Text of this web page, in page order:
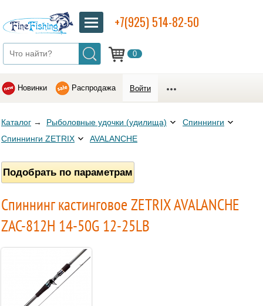
0
+7(925) 514-82-50
Новинки Распродажа Войти
Каталог → Рыболовные удочки (удилища)
Спиннинги
Спиннинги ZETRIX
AVALANCHE
Подобрать по параметрам
Спиннинг кастинговое ZETRIX AVALANCHE
ZAC-812H 14-50G 12-25LB